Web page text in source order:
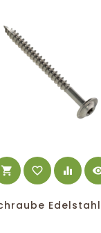
shopping_cart favorite_border equalizer
Edelstahl